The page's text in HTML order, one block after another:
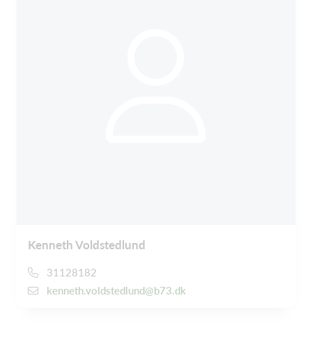
Kenneth Voldstedlund
31128182
kenneth.voldstedlund@b73.dk